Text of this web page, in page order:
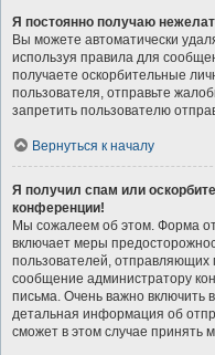
Я постоянно получаю
Вы можете автоматически
используя правила для
получаете оскорбительные
пользователя, отправьте
запретить пользователю
Вернуться к началу
Я получил спам или
конференции!
Мы сожалеем об этом. Форма
включает меры
пользователей,
сообщение администратору
письма. Очень важно включить
детальная информация об
сможет в этом случае принять